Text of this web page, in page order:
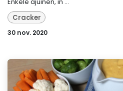
Cracker
30 nov. 2020